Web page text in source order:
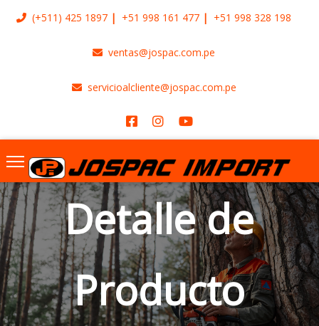
(+511) 425 1897 +51 998 161 477 +51 998 328 198
ventas@jospac.com.pe
servicioalcliente@jospac.com.pe
Detalle de
Producto